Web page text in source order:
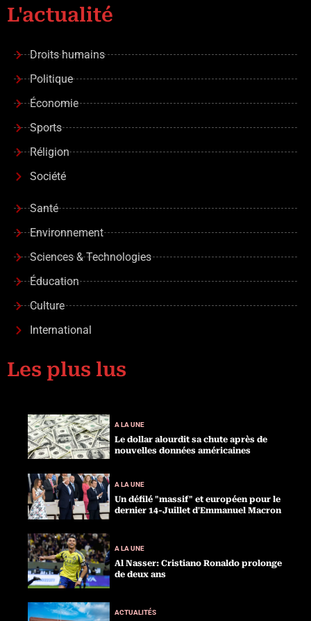
L'actualité
Droits humains
Politique
Économie
Sports
Réligion
Société
Santé
Environnement
Sciences & Technologies
Éducation
Culture
International
Les plus lus
A LA UNE
Le dollar alourdit sa chute après de
nouvelles données américaines
A LA UNE
Un défilé "massif" et européen pour le
dernier 14-Juillet d'Emmanuel Macron
A LA UNE
Al Nasser: Cristiano Ronaldo prolonge
de deux ans
ACTUALITÉS